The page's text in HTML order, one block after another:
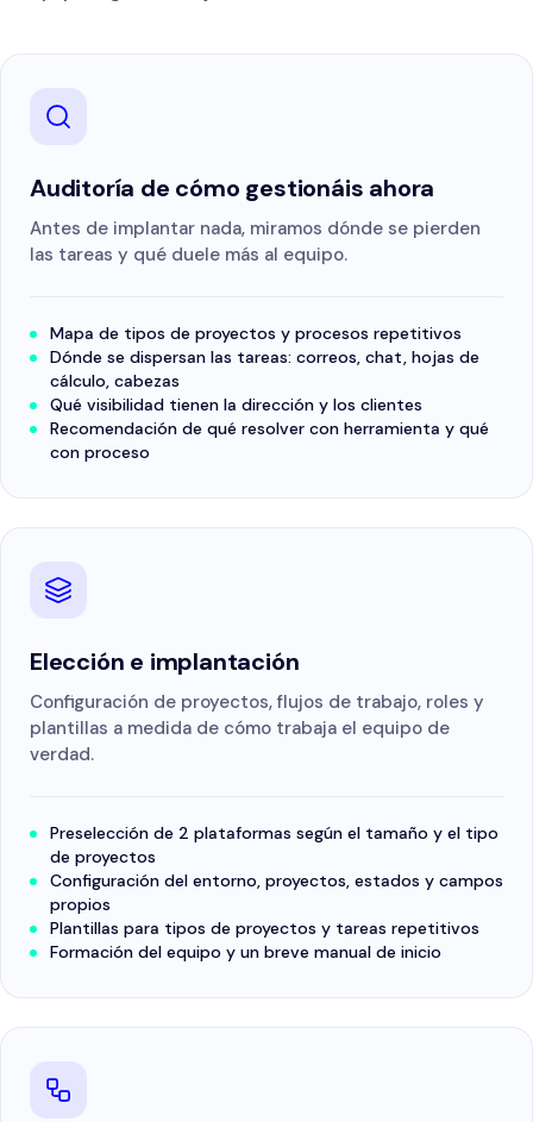
Auditoría de cómo gestionáis ahora
Antes de implantar nada, miramos dónde se pierden
las tareas y qué duele más al equipo.
Mapa de tipos de proyectos y procesos repetitivos
Dónde se dispersan las tareas: correos, chat, hojas de
cálculo, cabezas
Qué visibilidad tienen la dirección y los clientes
Recomendación de qué resolver con herramienta y qué
con proceso
Elección e implantación
Configuración de proyectos, flujos de trabajo, roles y
plantillas a medida de cómo trabaja el equipo de
verdad.
Preselección de 2 plataformas según el tamaño y el tipo
de proyectos
Configuración del entorno, proyectos, estados y campos
propios
Plantillas para tipos de proyectos y tareas repetitivos
Formación del equipo y un breve manual de inicio